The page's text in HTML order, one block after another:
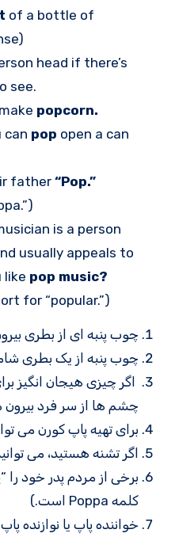
of a bottle of
head if there’s
see.
popcorn.
can pop open a can
father “Pop.”
is a person
usually appeals to
like pop music?
for “popular.”)
چوب پنبه ای از بطری
چوب پنبه از یک بطری
اگر چیزی هیجان انگیز
چشم ها از سر فرد بیرون
برای تهیه پاپ کورن می
اگر تشنه هستید، می
برخی از مردم پدر خود
کلمه Poppa است.)
خواننده پاپ یا